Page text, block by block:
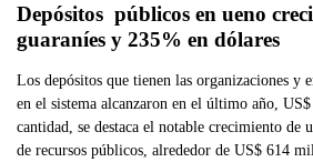
Depósitos  públicos en ueno
guaraníes y 235% en dólares
Los depósitos que tienen las organizaciones y
en el sistema alcanzaron en el último año,
cantidad, se destaca el notable crecimiento de
de recursos públicos, alrededor de US$ 614